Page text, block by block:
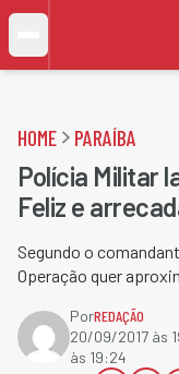
HOME PARAÍBA
Polícia Militar
Feliz e
Segundo o
Operação quer
PorREDAÇÃO
20/09/2017 às
às 19:24